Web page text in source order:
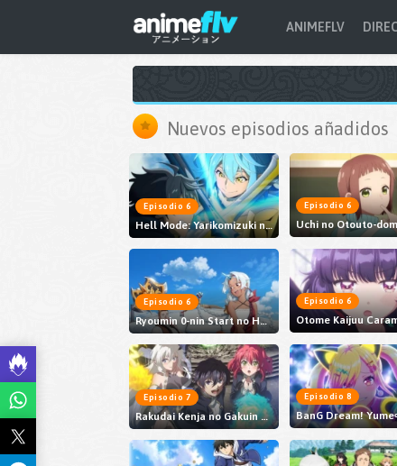
ANIMEFLV
Nuevos episodios añadidos
Episodio 6
Hell Mode: Yarikomizuki no Gamer wa Hai Settei no Isekai de Musou suru 2nd Season
Episodio 6
Episodio 6
Ryoumin 0-nin Start no Henkyou Ryoushu-sama
Episodio 6
Otome Kaijuu
Episodio 7
Rakudai Kenja no Gakuin Musou: Nidome no Tensei, S-Rank Cheat Majutsushi Boukenroku
Episodio 8
BanG Dream!